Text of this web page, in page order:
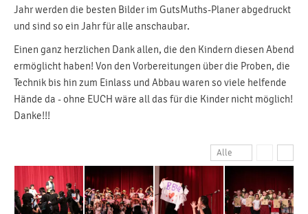
Jahr werden die besten Bilder im GutsMuths-Planer abgedruckt
und sind so ein Jahr für alle anschaubar.
Einen ganz herzlichen Dank allen, die den Kindern diesen Abend
ermöglicht haben! Von den Vorbereitungen über die Proben, die
Technik bis hin zum Einlass und Abbau waren so viele helfende
Hände da - ohne EUCH wäre all das für die Kinder nicht möglich!
Danke!!!
Alle